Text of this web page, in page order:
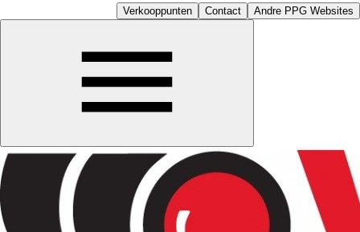
Verkooppunten Contact Andre PPG Websites